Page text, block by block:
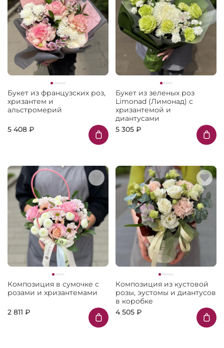
Букет из французских роз,
хризантем и
альстромерий
5 408 ₽
Букет из зеленых роз
Limonad (Лимонад) с
хризантемой и
диантусами
5 305 ₽
Композиция в сумочке с
розами и хризантемами
2 811 ₽
Композиция из кустовой
розы, эустомы и диантусов
в коробке
4 505 ₽